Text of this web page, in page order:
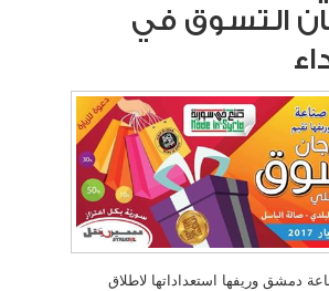
التسوق في
دمشق وريفها استعداداتها لاطلاق